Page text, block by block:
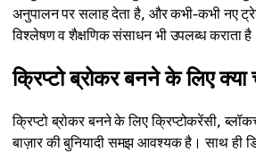
अनुपालन पर सलाह देता है, और कभी-कभी नए
विश्लेषण व शैक्षणिक संसाधन भी उपलब्ध कराता
क्रिप्टो ब्रोकर बनने के लिए क्या
क्रिप्टो ब्रोकर बनने के लिए क्रिप्टोकरेंसी,
बाज़ार की बुनियादी समझ आवश्यक है। साथ ही